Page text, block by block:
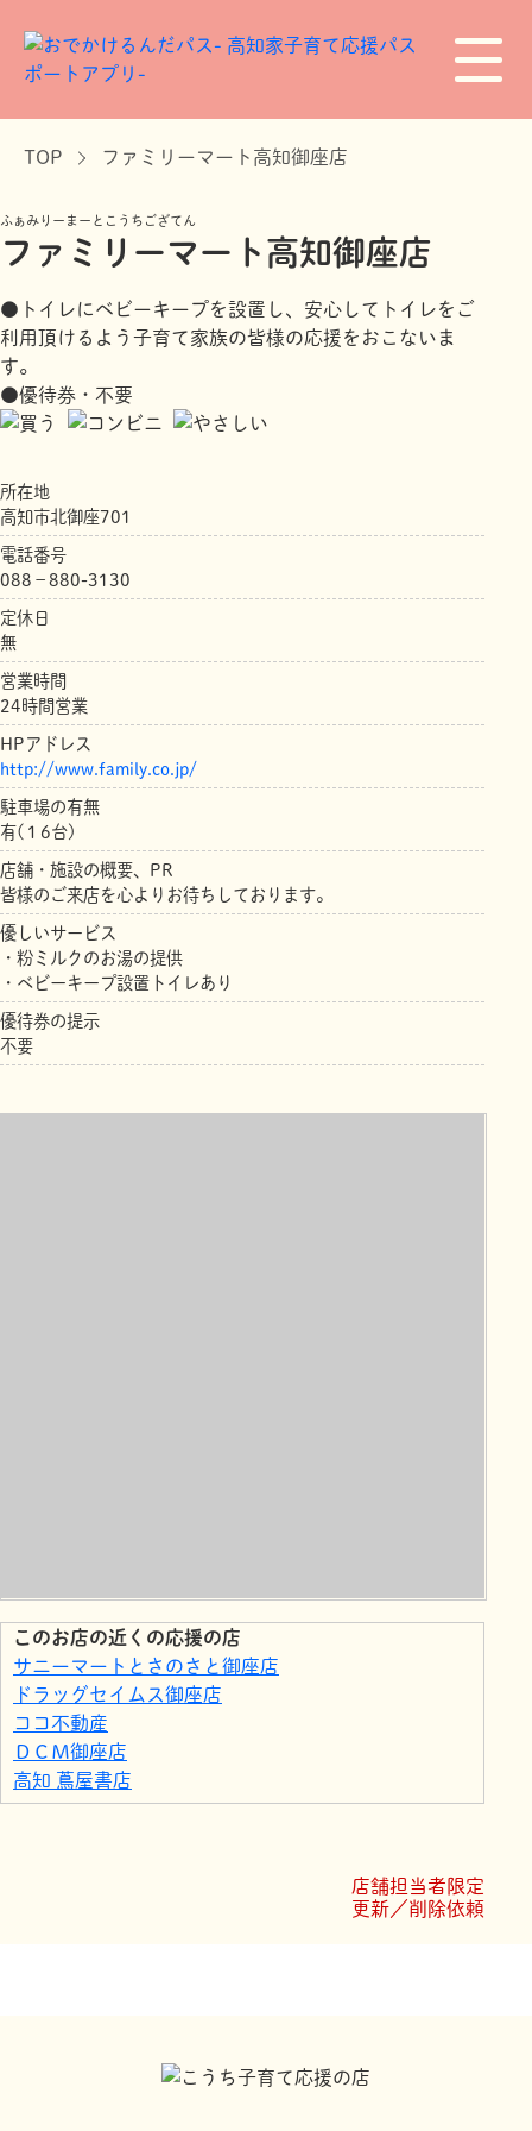
TOP ファミリーマート高知御座店
ふぁみりーまーとこうちござてん
ファミリーマート高知御座店
●トイレにベビーキープを設置し、安心してトイレをご
利用頂けるよう子育て家族の皆様の応援をおこないま
す。
●優待券・不要
所在地
高知市北御座701
電話番号
088－880-3130
定休日
無
営業時間
24時間営業
HPアドレス
http://www.family.co.jp/
駐車場の有無
有(１6台)
店舗・施設の概要、PR
皆様のご来店を心よりお待ちしております。
優しいサービス
・粉ミルクのお湯の提供
・ベビーキープ設置トイレあり
優待券の提示
不要
このお店の近くの応援の店
サニーマートとさのさと御座店
ドラッグセイムス御座店
ココ不動産
ＤＣＭ御座店
高知 蔦屋書店
イソップの台所
店舗担当者限定
更新／削除依頼